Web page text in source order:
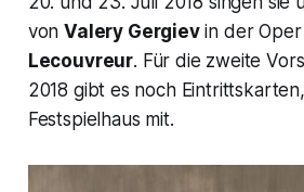
vonValery Gergievin der Oper
Lecouvreur. Für die zweite
2018 gibt es noch
Festspielhaus mit.